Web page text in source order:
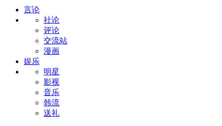
言论
社论
评论
交流站
漫画
娱乐
明星
影视
音乐
韩流
送礼